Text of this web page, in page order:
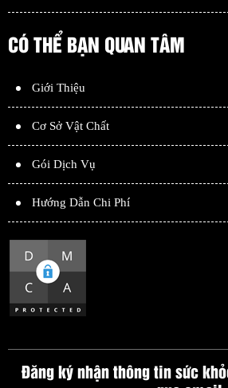
CÓ THỂ BẠN QUAN TÂM
Giới Thiệu
Cơ Sở Vật Chất
Gói Dịch Vụ
Hướng Dẫn Chi Phí
Đăng ký nhận thông tin sức